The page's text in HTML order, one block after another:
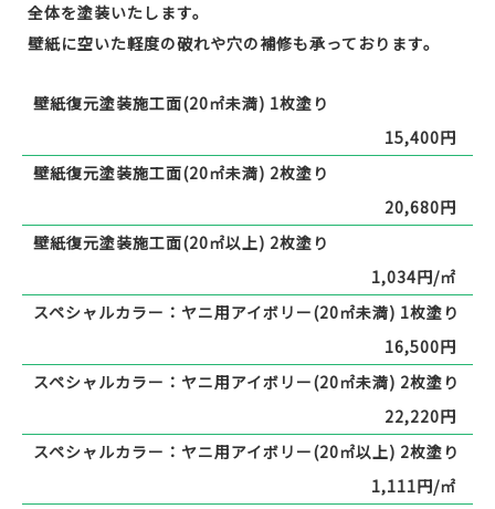
全体を塗装いたします。
壁紙に空いた軽度の破れや穴の補修も承っております。
壁紙復元塗装施工面(20㎡未満) 1枚塗り
15,400円
壁紙復元塗装施工面(20㎡未満) 2枚塗り
20,680円
壁紙復元塗装施工面(20㎡以上) 2枚塗り
1,034円/㎡
スペシャルカラー：ヤニ用アイボリー(20㎡未満) 1枚塗り
16,500円
スペシャルカラー：ヤニ用アイボリー(20㎡未満) 2枚塗り
22,220円
スペシャルカラー：ヤニ用アイボリー(20㎡以上) 2枚塗り
1,111円/㎡